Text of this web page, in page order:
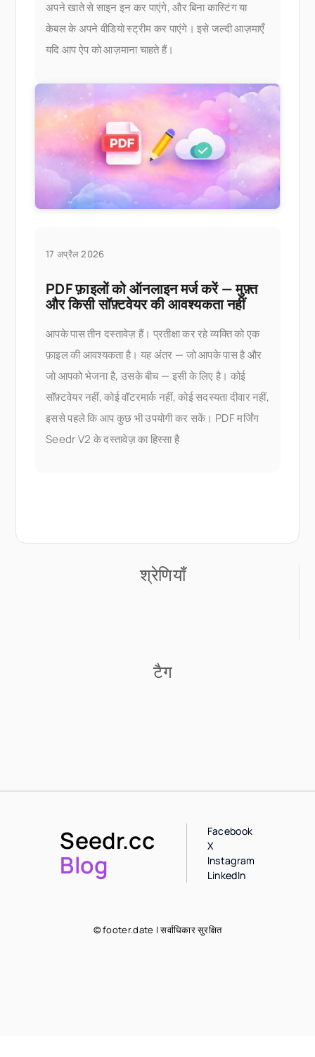
अपने खाते से साइन इन कर पाएंगे, और बिना कास्टिंग या
केबल के अपने वीडियो स्ट्रीम कर पाएंगे। इसे जल्दी आज़माएँ
यदि आप ऐप को आज़माना चाहते हैं।
17 अप्रैल 2026
PDF फ़ाइलों को ऑनलाइन मर्ज करें — मुफ़्त
और किसी सॉफ़्टवेयर की आवश्यकता नहीं
आपके पास तीन दस्तावेज़ हैं। प्रतीक्षा कर रहे व्यक्ति को एक
फ़ाइल की आवश्यकता है। यह अंतर — जो आपके पास है और
जो आपको भेजना है, उसके बीच — इसी के लिए है। कोई
सॉफ़्टवेयर नहीं, कोई वॉटरमार्क नहीं, कोई सदस्यता दीवार नहीं,
इससे पहले कि आप कुछ भी उपयोगी कर सकें। PDF मर्जिंग
Seedr V2 के दस्तावेज़ का हिस्सा है
श्रेणियाँ
टैग
Seedr.cc
Blog
Facebook
X
Instagram
LinkedIn
© footer.date | सर्वाधिकार सुरक्षित